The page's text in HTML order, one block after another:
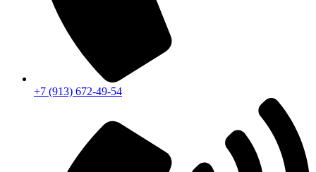
+7 (913) 672-49-54